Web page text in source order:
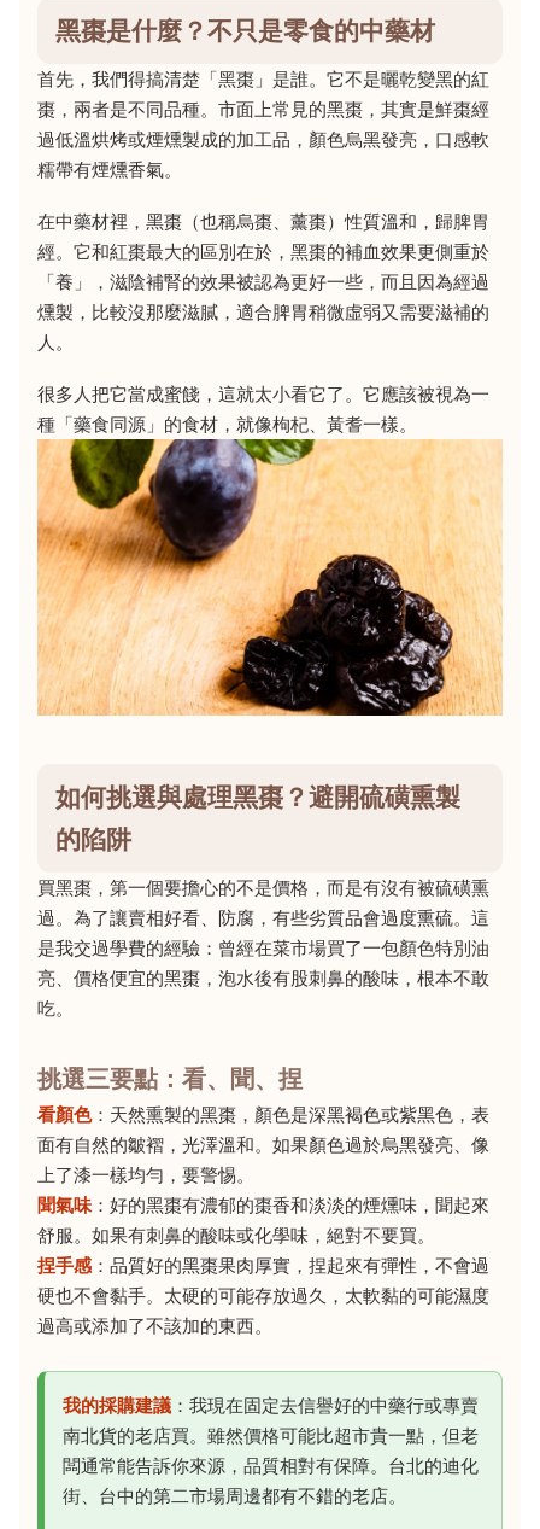
黑棗是什麼？不只是零食的中藥材
首先，我們得搞清楚「黑棗」是誰。它不是曬乾變黑的紅
棗，兩者是不同品種。市面上常見的黑棗，其實是鮮棗經
過低溫烘烤或煙燻製成的加工品，顏色烏黑發亮，口感軟
糯帶有煙燻香氣。
在中藥材裡，黑棗（也稱烏棗、薰棗）性質溫和，歸脾胃
經。它和紅棗最大的區別在於，黑棗的補血效果更側重於
「養」，滋陰補腎的效果被認為更好一些，而且因為經過
燻製，比較沒那麼滋膩，適合脾胃稍微虛弱又需要滋補的
人。
很多人把它當成蜜餞，這就太小看它了。它應該被視為一
種「藥食同源」的食材，就像枸杞、黃耆一樣。
如何挑選與處理黑棗？避開硫磺熏製
的陷阱
買黑棗，第一個要擔心的不是價格，而是有沒有被硫磺熏
過。為了讓賣相好看、防腐，有些劣質品會過度熏硫。這
是我交過學費的經驗：曾經在菜市場買了一包顏色特別油
亮、價格便宜的黑棗，泡水後有股刺鼻的酸味，根本不敢
吃。
挑選三要點：看、聞、捏
看顏色：天然熏製的黑棗，顏色是深黑褐色或紫黑色，表
面有自然的皺褶，光澤溫和。如果顏色過於烏黑發亮、像
上了漆一樣均勻，要警惕。
聞氣味 ：好的黑棗有濃郁的棗香和淡淡的煙燻味，聞起來
舒服。如果有刺鼻的酸味或化學味，絕對不要買。
捏手感 ：品質好的黑棗果肉厚實，捏起來有彈性，不會過
硬也不會黏手。太硬的可能存放過久，太軟黏的可能濕度
過高或添加了不該加的東西。
我的採購建議 ：我現在固定去信譽好的中藥行或專賣
南北貨的老店買。雖然價格可能比超市貴一點，但老
闆通常能告訴你來源，品質相對有保障。台北的迪化
街、台中的第二市場周邊都有不錯的老店。